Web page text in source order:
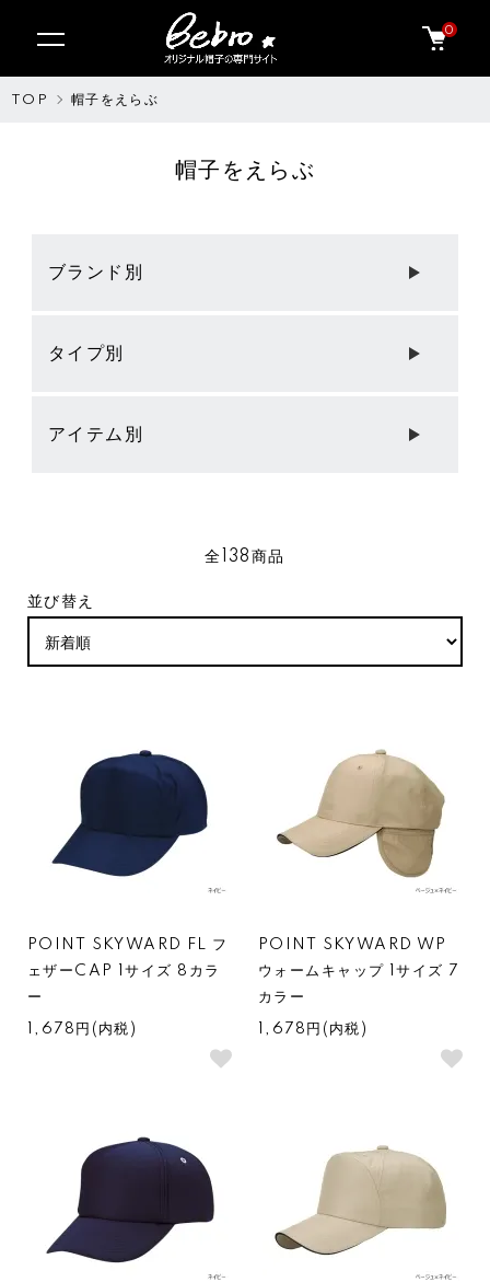
0
TOP 帽子をえらぶ
帽子をえらぶ
ブランド別
タイプ別
アイテム別
全138商品
並び替え
POINT SKYWARD FL フ
ェザーCAP 1サイズ 8カラ
ー
1,678円(内税)
POINT SKYWARD WP
ウォームキャップ 1サイズ 7
カラー
1,678円(内税)